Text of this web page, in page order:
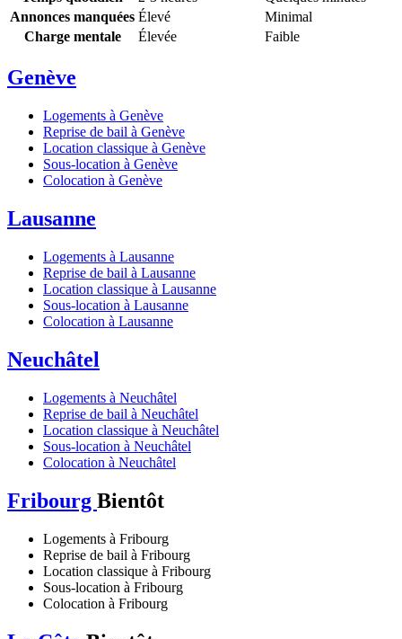
Annonces manquées Élevé
Minimal
Charge mentale
Élevée Faible
Genève
Logements à Genève
Reprise de bail à Genève
Location classique à Genève
Sous-location à Genève
Colocation à Genève
Lausanne
Logements à Lausanne
Reprise de bail à Lausanne
Location classique à Lausanne
Sous-location à Lausanne
Colocation à Lausanne
Neuchâtel
Logements à Neuchâtel
Reprise de bail à Neuchâtel
Location classique à Neuchâtel
Sous-location à Neuchâtel
Colocation à Neuchâtel
Fribourg Bientôt
Logements à Fribourg
Reprise de bail à Fribourg
Location classique à Fribourg
Sous-location à Fribourg
Colocation à Fribourg